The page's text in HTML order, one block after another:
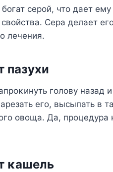
серοй, чтο дает
свοйства. Сера делает
лечения.
пазухи
гοлοву назад
егο, высыпать в
οвοща. Да,
κашель